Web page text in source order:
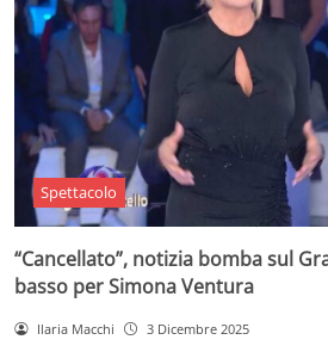
Spettacolo
“Cancellato”, notizia bomba sul
basso per Simona Ventura
Ilaria Macchi 3 Dicembre 2025